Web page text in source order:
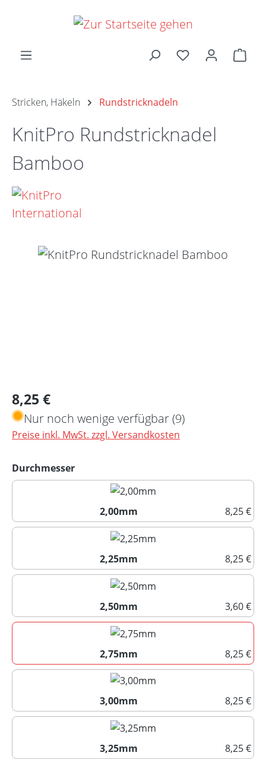
Zum Hauptinhalt springen
Stricken, Häkeln Rundstricknadeln
KnitPro Rundstricknadel
Bamboo
Bildergalerie überspringen
Regulärer Preis:
8,25 €
Nur noch wenige verfügbar (9)
Preise inkl. MwSt. zzgl. Versandkosten
Durchmesserauswählen
2,00mm
8,25 €
2,00mm
2,25mm
8,25 €
2,25mm
2,50mm
3,60 €
2,50mm
2,75mm
8,25 €
2,75mm
3,00mm
8,25 €
3,00mm
3,25mm
8,25 €